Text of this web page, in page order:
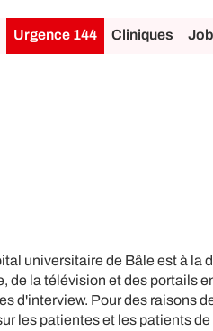
Urgence 144 Cliniques
universitaire de Bâle est à
de la télévision et des portails
d'interview. Pour des raisons
les patientes et les patients de